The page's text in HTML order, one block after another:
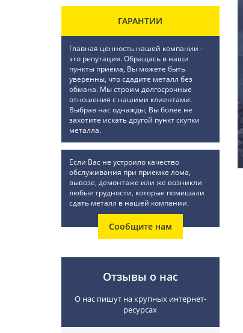
ГАРАНТИИ
Главная ценность нашей компании -
это репутация. Обращась в наши
пункты приема, Вы можете быть
уверенны, что сдадите металл без
обмана. Мы строим долгосрочные
отношения с нашими клиентами.
Выбрав нас однажды, Вы более не
захотите искать другой пункт скупки
металла.
Если Вас не устроило качество
обслуживания при приемке лома,
вывозе, демонтаже или же возникли
любые трудности, которые помешали
сдать металл в нашей компании.
Сообщите нам
Отзывы о нас
О нас пишут на крупных интернет-
ресурсах